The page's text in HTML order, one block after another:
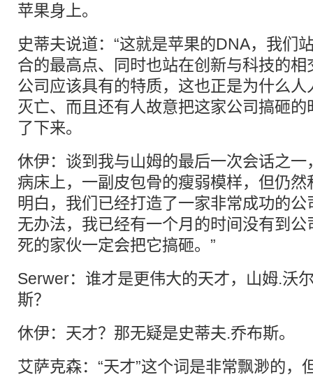
苹果身上。
史蒂夫说道：“这就是苹果的DNA，我们
合的最高点、同时也站在创新与科技的
公司应该具有的特质，这也正是为什么
灭亡、而且还有人故意把这家公司搞砸
了下来。
休伊：谈到我与山姆的最后一次会话之
病床上，一副皮包骨的瘦弱模样，但仍然
明白，我们已经打造了一家非常成功的
无办法，我已经有一个月的时间没有到
死的家伙一定会把它搞砸。”
Serwer：谁才是更伟大的天才，山姆.沃
斯？
休伊：天才？那无疑是史蒂夫.乔布斯。
艾萨克森：“天才”这个词是非常飘渺的，